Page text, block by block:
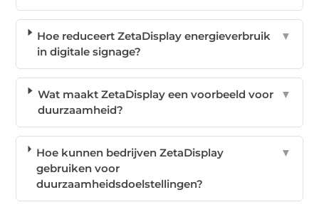
Hoe reduceert ZetaDisplay energieverbruik
in digitale signage?
▼
Wat maakt ZetaDisplay een voorbeeld voor
duurzaamheid?
▼
Hoe kunnen bedrijven ZetaDisplay
gebruiken voor
duurzaamheidsdoelstellingen?
▼